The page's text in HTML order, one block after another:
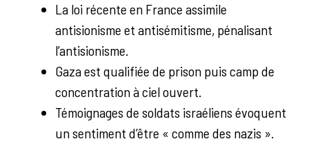
La loi récente en France assimile
antisionisme et antisémitisme, pénalisant
l’antisionisme.
Gaza est qualifiée de prison puis camp de
concentration à ciel ouvert.
Témoignages de soldats israéliens évoquent
un sentiment d’être « comme des nazis ».